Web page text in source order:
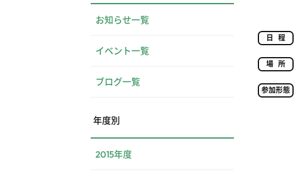
日程
場所
参加形態
お知らせ一覧
イベント一覧
ブログ一覧
年度別
2015年度